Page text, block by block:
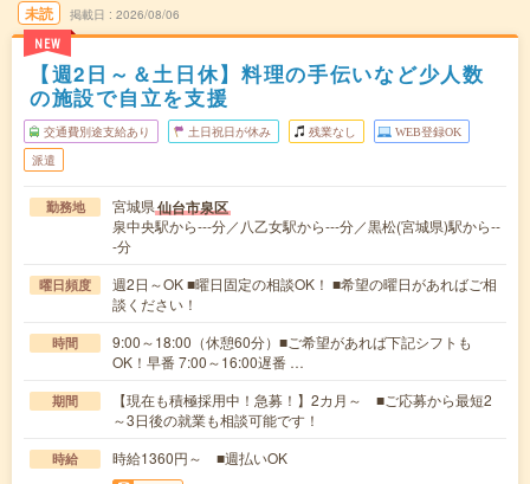
未読
NEW
掲載日 2026/08/06
【週2日～＆土日休】料理の手伝いなど少人数
の施設で自立を支援
交通費別途支給あり 土日祝日が休み 残業なし WEB登録OK
派遣
勤務地 宮城県仙台市泉区
泉中央駅から---分／八乙女駅から---分／黒松(宮城県)駅から--
-分
曜日頻度
週2日～OK ■曜日固定の相談OK！ ■希望の曜日があればご相
談ください！
時間
9:00～18:00（休憩60分）■ご希望があれば下記シフトも
OK！早番 7:00～16:00遅番 …
期間
【現在も積極採用中！急募！】2カ月～ ■ご応募から最短2
～3日後の就業も相談可能です！
時給 時給1360円～ ■週払いOK